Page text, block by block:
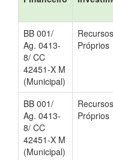
BB 001/
Ag. 0413-
8/ CC
42451-X M
(Municipal)
Recursos
Próprios
BB 001/
Ag. 0413-
8/ CC
42451-X M
(Municipal)
Recursos
Próprios